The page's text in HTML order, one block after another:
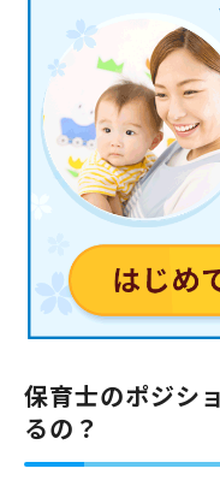
保育士のポジシ
るの？